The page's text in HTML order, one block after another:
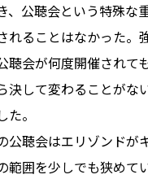
、公聴会という特殊な
れることはなかった
聴会が何度開催されて
決して変わることがな
。
聴会はエリゾンドが
範囲を少しでも狭めて